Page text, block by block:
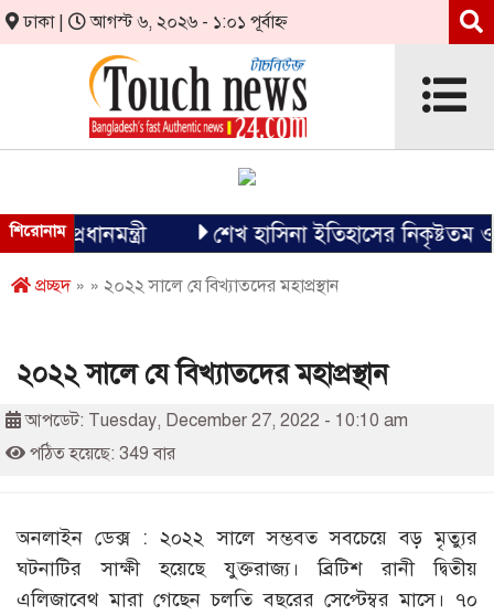
ঢাকা | আগস্ট ৬, ২০২৬ - ১:০১ পূর্বাহ্ন
শিরোনাম
প্রধানমন্ত্রী শেখ হাসিনা ইতিহাসের নিকৃষ্টতম ও
প্রচ্ছদ» » ২০২২ সালে যে বিখ্যাতদের মহাপ্রস্থান
২০২২ সালে যে বিখ্যাতদের মহাপ্রস্থান
আপডেট: Tuesday, December 27, 2022 - 10:10 am
পঠিত হয়েছে: 349 বার
অনলাইন ডেক্স : ২০২২ সালে সম্ভবত সবচেয়ে বড় মৃত্যুর
ঘটনাটির সাক্ষী হয়েছে যুক্তরাজ্য। ব্রিটিশ রানী দ্বিতীয়
এলিজাবেথ মারা গেছেন চলতি বছরের সেপ্টেম্বর মাসে। ৭০